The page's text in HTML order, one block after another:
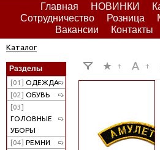
Главная НОВИНКИ
Сотрудничество
Розница
Вакансии
Контакты
Каталог
Разделы
[01] ОДЕЖДА
[02] ОБУВЬ
[03]
ГОЛОВНЫЕ
УБОРЫ
[04] РЕМНИ